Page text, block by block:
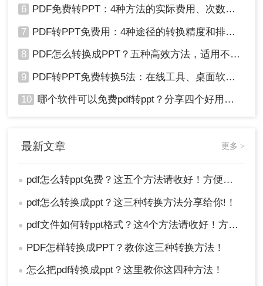
6 PDF免费转PPT：4种方法的实际费用、次数限制和效果！
7 PDF转PPT免费用：4种途径的转换精度和排版保留能力对比！
8 PDF怎么转换成PPT？五种高效方法，适用不同场景全解析！
9 PDF转PPT免费转换5法：在线工具、桌面软件和PPT插件的优劣！
10 哪个软件可以免费pdf转ppt？分享四个好用的转换工具！
最新文章 更多 >
● pdf怎么转ppt免费？这五个方法请收好！方便又好用！
● pdf怎么转换成ppt？这三种转换方法分享给你!！
● pdf文件如何转ppt格式？这4个方法请收好！方便又好用！
● PDF怎样转换成PPT？教你这三种转换方法！
● 怎么把pdf转换成ppt？这里教你这四种方法！